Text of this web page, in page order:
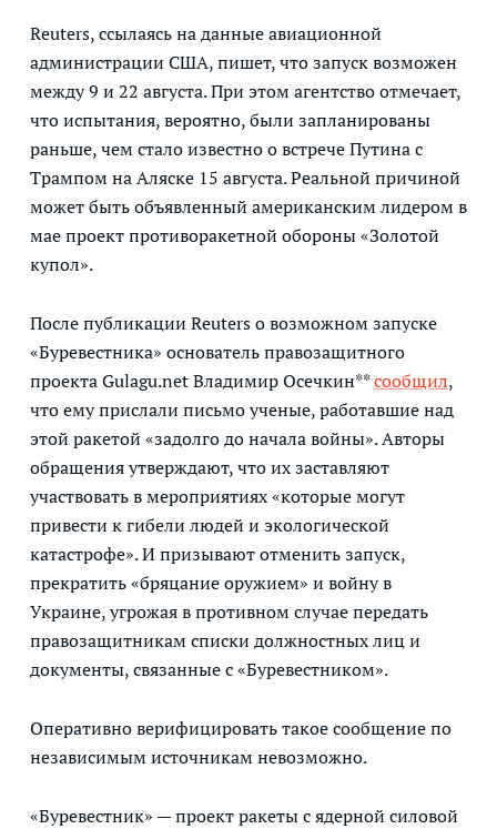
Reuters, ссылаясь на данные авиационной
администрации США, пишет, что запуск возможен
между 9 и 22 августа. При этом агентство отмечает,
что испытания, вероятно, были запланированы
раньше, чем стало известно о встрече Путина с
Трампом на Аляске 15 августа. Реальной причиной
может быть объявленный американским лидером в
мае проект противоракетной обороны «Золотой
купол».
После публикации Reuters о возможном запуске
«Буревестника» основатель правозащитного
проекта Gulagu.net Владимир Осечкин**сообщил,
что ему прислали письмо ученые, работавшие над
этой ракетой «задолго до начала войны». Авторы
обращения утверждают, что их заставляют
участвовать в мероприятиях «которые могут
привести к гибели людей и экологической
катастрофе». И призывают отменить запуск,
прекратить «бряцание оружием» и войну в
Украине, угрожая в противном случае передать
правозащитникам списки должностных лиц и
документы, связанные с «Буревестником».
Оперативно верифицировать такое сообщение по
независимым источникам невозможно.
«Буревестник» — проект ракеты с ядерной силовой